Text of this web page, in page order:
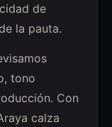
de
la pauta.
tono
Con
calza